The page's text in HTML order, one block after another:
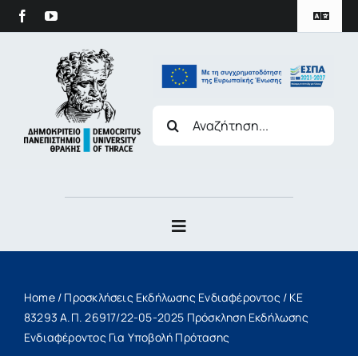
περιεχόμενο
Skip
to
Toggle
Πολιτική Προστασίας Δεδομένων
Duth Archive
for:
Toggle
Navigation
Σπουδές
Home/ Προσκλήσεις Εκδήλωσης Ενδιαφέροντος / ΚΕ
83293 Α.Π. 26917/22-05-2025 Πρόσκληση Εκδήλωσης
Ενδιαφέροντος Για Υποβολή Πρότασης